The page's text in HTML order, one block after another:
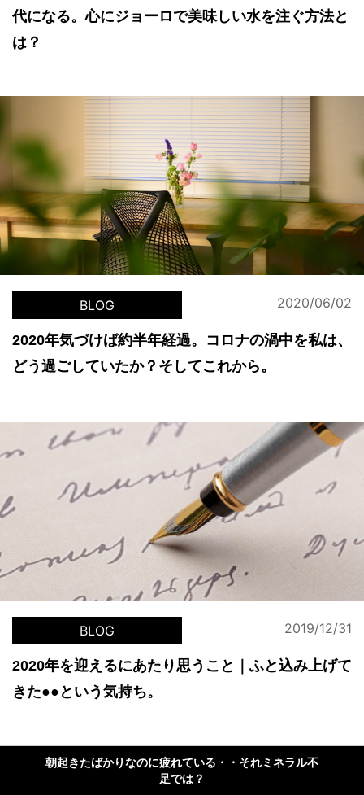
朝起きたばかりなのに疲れている・・それミネラル不
足では？
代になる。心にジョーロで美味しい水を注ぐ方法と
は？
BLOG 2020/06/02
2020年気づけば約半年経過。コロナの渦中を私は、
どう過ごしていたか？そしてこれから。
BLOG 2019/12/31
2020年を迎えるにあたり思うこと｜ふと込み上げて
きた●●という気持ち。